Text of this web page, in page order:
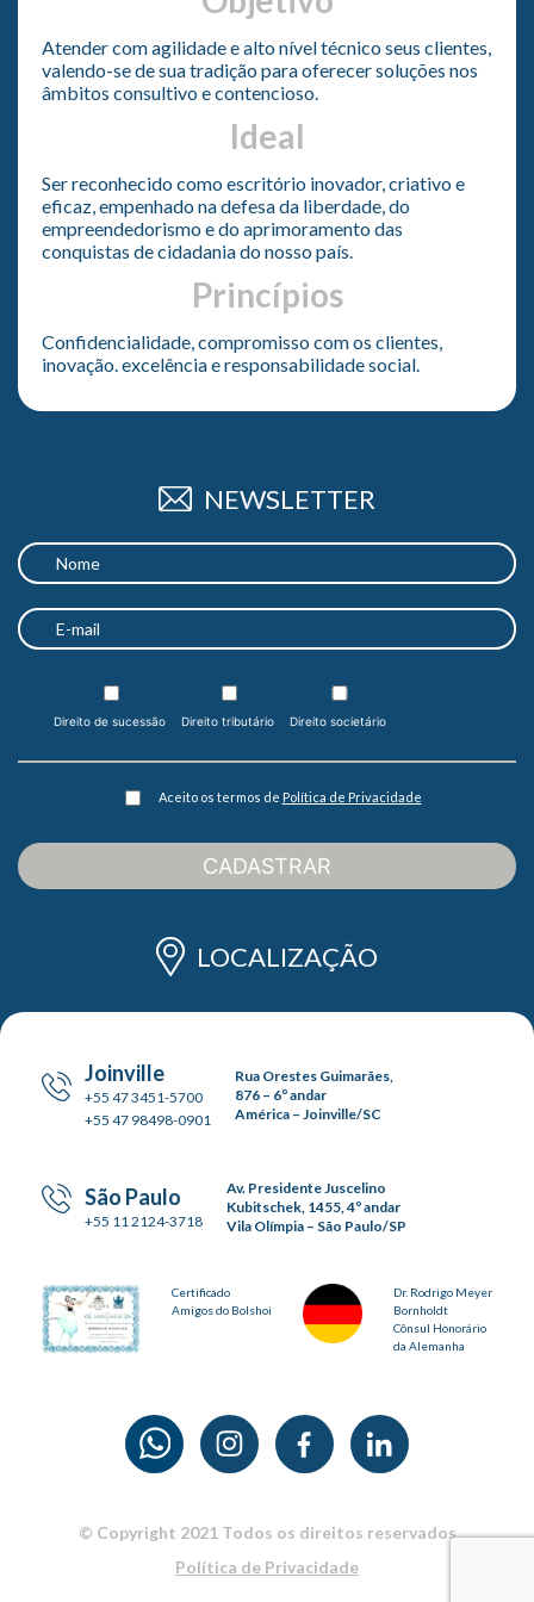
Atender com agilidade e alto nível técnico seus clientes,
valendo-se de sua tradição para oferecer soluções nos
âmbitos consultivo e contencioso.
Ideal
Ser reconhecido como escritório inovador, criativo e
eficaz, empenhado na defesa da liberdade, do
empreendedorismo e do aprimoramento das
conquistas de cidadania do nosso país.
Princípios
Confidencialidade, compromisso com os clientes,
inovação. excelência e responsabilidade social.
NEWSLETTER
Direito de sucessão Direito tributário Direito societário
Aceito os termos de Política de Privacidade
CADASTRAR
LOCALIZAÇÃO
Joinville
+55 47 3451-5700
+55 47 98498-0901
Rua Orestes Guimarães,
876 – 6º andar
América – Joinville/SC
São Paulo
+55 11 2124-3718
Av. Presidente Juscelino
Kubitschek, 1455, 4º andar
Vila Olímpia – São Paulo/SP
Certificado
Amigos do Bolshoi
Dr. Rodrigo Meyer
Bornholdt
Cônsul Honorário
da Alemanha
© Copyright 2021 Todos os direitos reservados
Política de Privacidade